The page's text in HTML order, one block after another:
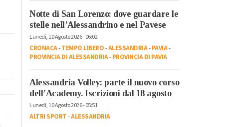
Notte di San Lorenzo: dove guardare le
stelle nell’Alessandrino e nel Pavese
Lunedì, 10 Agosto 2026 - 06:02
CRONACA-TEMPO LIBERO-ALESSANDRIA-PAVIA-
PROVINCIA DI ALESSANDRIA-PROVINCIA DI PAVIA
Alessandria Volley: parte il nuovo corso
dell’Academy. Iscrizioni dal 18 agosto
Lunedì, 10 Agosto 2026 - 05:51
ALTRI SPORT-ALESSANDRIA